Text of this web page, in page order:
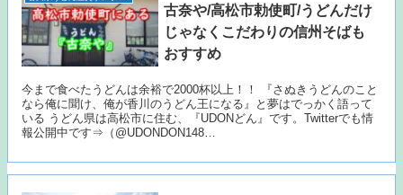
古奈や/高松市勅使町/うどんだけ
じゃなくこだわりの信州そばも
おすすめ
今まで食べたうどんは余裕で2000杯以上！！ 『さぬきうどんのこと
なら俺に聞け、俺が香川のうどん王になる』と夢はでっかく語って
いる うどん県は高松市に住む、『UDONどん』です。Twitterでも情
報公開中です⇒（@UDONDON148…